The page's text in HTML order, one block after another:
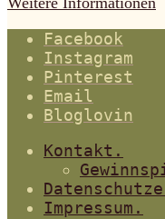
Facebook
Instagram
Pinterest
Email
Bloglovin
Kontakt.
Impressum.